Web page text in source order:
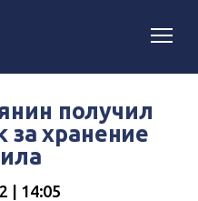
получил
за хранение
| 14:05